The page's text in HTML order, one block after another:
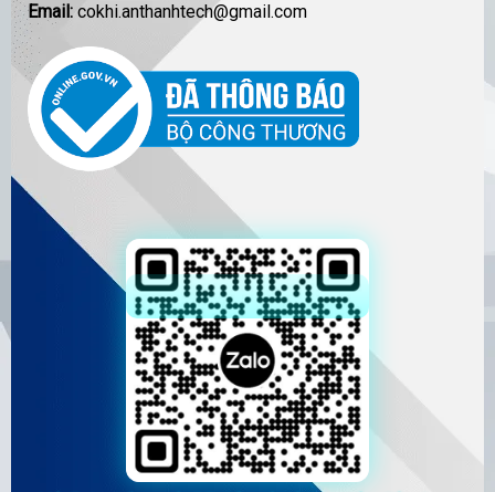
Email: cokhi.anthanhtech@gmail.com